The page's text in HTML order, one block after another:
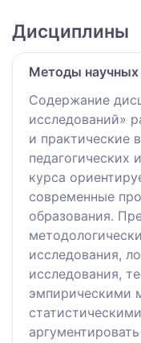
Дисциплины
Методы научных
Содержание
исследований»
и практические
педагогических
курса
современные
образования.
исследования,
исследования,
эмпирическими